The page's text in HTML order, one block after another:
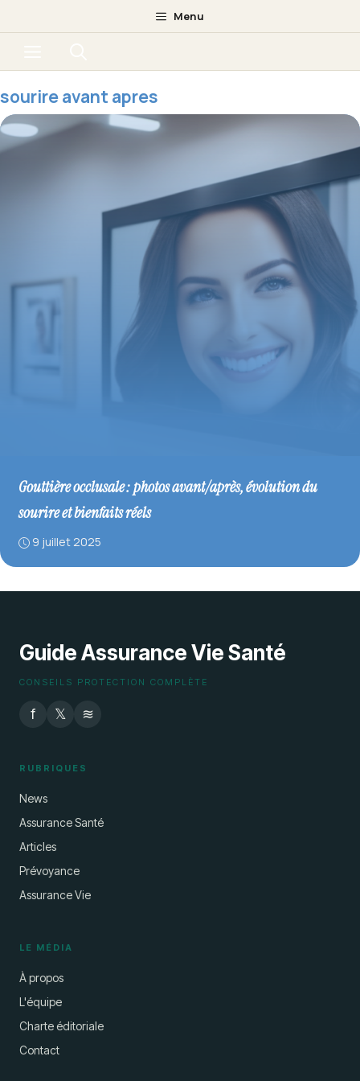
au
Menu
sourire avant apres
Gouttière occlusale : photos avant/après, évolution du
sourire et bienfaits réels
9 juillet 2025
Guide Assurance Vie Santé
CONSEILS PROTECTION COMPLÈTE
f 𝕏 ≋
RUBRIQUES
News
Assurance Santé
Articles
Prévoyance
Assurance Vie
LE MÉDIA
À propos
L'équipe
Charte éditoriale
Contact